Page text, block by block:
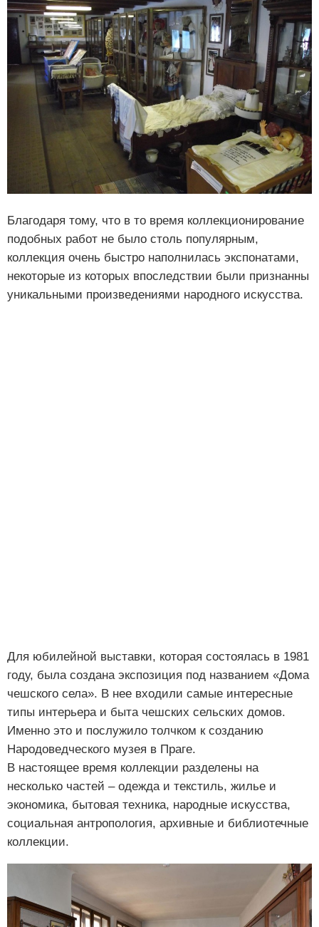
Благодаря тому, что в то время коллекционирование
подобных работ не было столь популярным,
коллекция очень быстро наполнилась экспонатами,
некоторые из которых впоследствии были признанны
уникальными произведениями народного искусства.
Для юбилейной выставки, которая состоялась в 1981
году, была создана экспозиция под названием «Дома
чешского села». В нее входили самые интересные
типы интерьера и быта чешских сельских домов.
Именно это и послужило толчком к созданию
Народоведческого музея в Праге.
В настоящее время коллекции разделены на
несколько частей – одежда и текстиль, жилье и
экономика, бытовая техника, народные искусства,
социальная антропология, архивные и библиотечные
коллекции.